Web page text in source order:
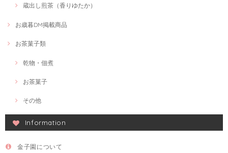
蔵出し煎茶（香りゆたか）
お歳暮DM掲載商品
お茶菓子類
乾物・佃煮
お茶菓子
その他
Information
金子園について